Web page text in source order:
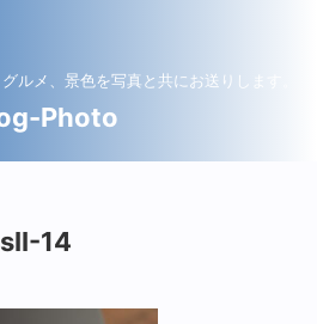
ルメ、景色を写真と共にお送りします。
Photo
14